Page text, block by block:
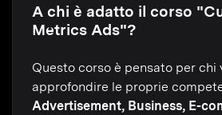
A chi è adatto il corso
Metrics Ads"?
Questo corso è pensato per chi
approfondire le proprie
Advertisement, Business, E-